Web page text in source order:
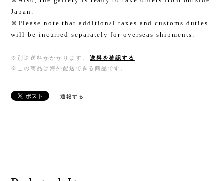
Japan.
※Please note that additional taxes and customs duties
will be incurred separately for overseas shipments.
※別途送料がかかります。
送料を確認する
※この商品は海外配送できる商品です。
通報する